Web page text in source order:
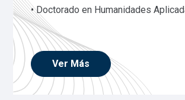
• Doctorado en Humanidades
Ver Más